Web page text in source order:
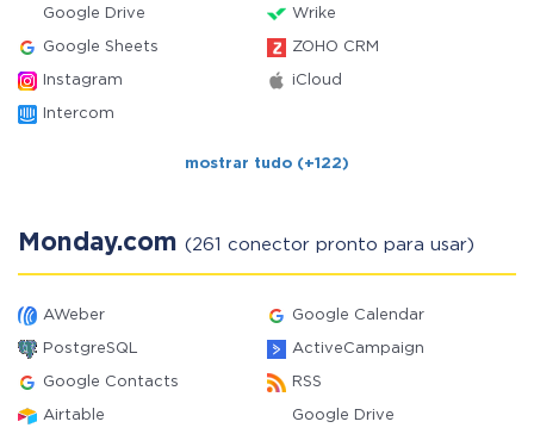
Google Drive Wrike
Google Sheets ZOHO CRM
Instagram iCloud
Intercom
mostrar tudo (+122)
Monday.com (261 conector pronto para usar)
AWeber Google Calendar
PostgreSQL ActiveCampaign
Google Contacts RSS
Airtable Google Drive